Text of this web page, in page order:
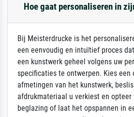
Hoe gaat personaliseren in
Bij Meisterdrucke is het
een eenvoudig en intuïtief proces
een kunstwerk geheel volgens uw
specificaties te ontwerpen. Kies een
afmetingen van het kunstwerk,
afdrukmateriaal u verkiest en opteer
beglazing of laat het opspannen in